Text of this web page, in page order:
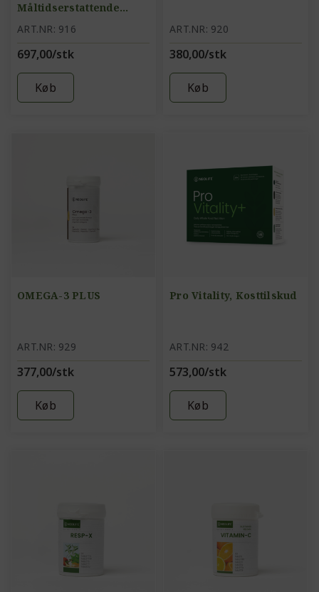
Måltidserstattende
proteindrik, chokolade
ART.NR: 916
697,00/stk
Køb
ART.NR: 920
380,00/stk
Køb
OMEGA-3 PLUS
ART.NR: 929
377,00/stk
Køb
Pro Vitality, Kosttilskud
ART.NR: 942
573,00/stk
Køb